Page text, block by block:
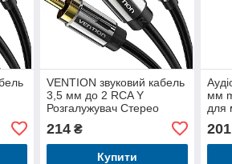
м,
VENTION звуковий кабель
3,5 мм до 2 RCA Y
Розгалужувач Стерео
аудіокабель BCFBF (1 м,
чорний)
214₴
Купити
мм
для
м
201